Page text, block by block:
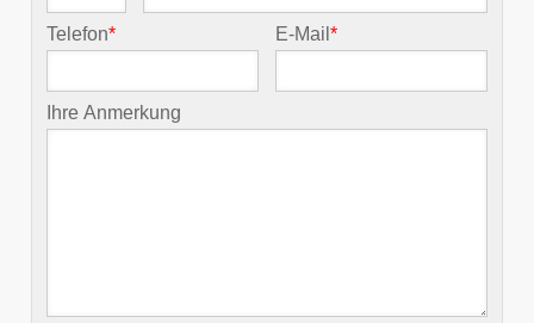
Telefon* E-Mail*
Ihre Anmerkung